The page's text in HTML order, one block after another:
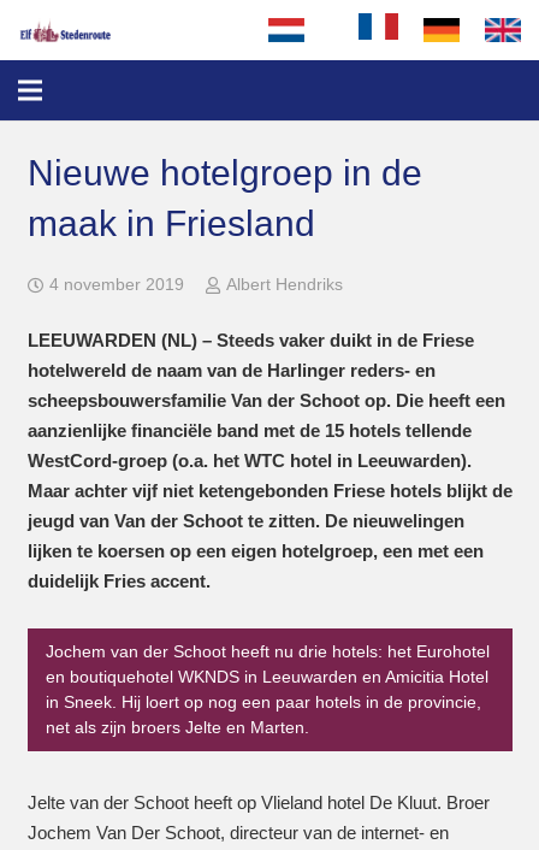
Nieuwe hotelgroep in de
maak in Friesland
4 november 2019 Albert Hendriks
LEEUWARDEN (NL) – Steeds vaker duikt in de Friese
hotelwereld de naam van de Harlinger reders- en
scheepsbouwersfamilie Van der Schoot op. Die heeft een
aanzienlijke financiële band met de 15 hotels tellende
WestCord-groep (o.a. het WTC hotel in Leeuwarden).
Maar achter vijf niet ketengebonden Friese hotels blijkt de
jeugd van Van der Schoot te zitten. De nieuwelingen
lijken te koersen op een eigen hotelgroep, een met een
duidelijk Fries accent.
Jochem van der Schoot heeft nu drie hotels: het Eurohotel
en boutiquehotel WKNDS in Leeuwarden en Amicitia Hotel
in Sneek. Hij loert op nog een paar hotels in de provincie,
net als zijn broers Jelte en Marten.
Jelte van der Schoot heeft op Vlieland hotel De Kluut. Broer
Jochem Van Der Schoot, directeur van de internet- en